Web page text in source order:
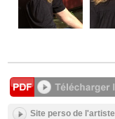
Site perso de l'artiste